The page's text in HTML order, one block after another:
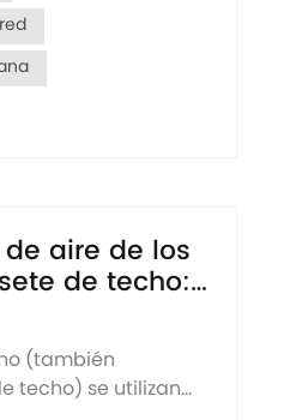
aire de los
de techo:
fríos y
(también
techo) se utilizan